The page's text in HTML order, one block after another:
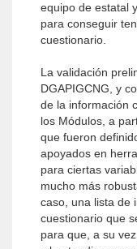
equipo de estatal
para conseguir
cuestionario.
La validación
DGAPIGCNG, y
de la información
los Módulos, a
que fueron
apoyados en
para ciertas
mucho más
caso, una lista de
cuestionario que
para que, a su